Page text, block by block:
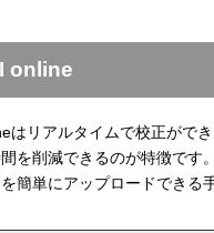
online
はリアルタイムで校正がで
を削減できるのが特徴です
簡単にアップロードできる